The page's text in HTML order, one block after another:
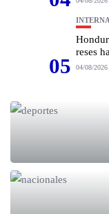
05
reses
04/08/2026